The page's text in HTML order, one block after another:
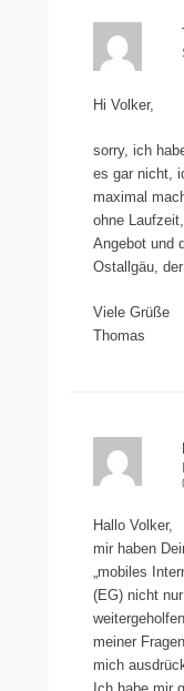
Hi Volker,
sorry, ich
es gar nicht,
maximal
ohne
Angebot und
Ostallgäu,
Viele Grüße
Thomas
Hallo Volker,
mir haben
„mobiles
(EG) nicht
meiner
mich